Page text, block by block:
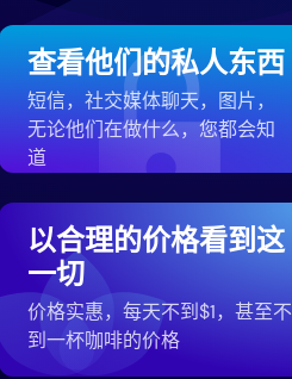
查看他们的私人东西
短信，社交媒体聊天，图片，
无论他们在做什么，您都会知
道
以合理的价格看到这
一切
价格实惠，每天不到$1，甚至不
到一杯咖啡的价格